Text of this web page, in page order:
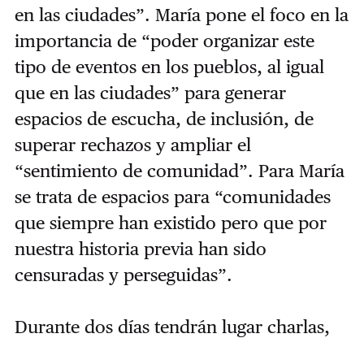
en las ciudades”. María pone el foco en la
importancia de “poder organizar este
tipo de eventos en los pueblos, al igual
que en las ciudades” para generar
espacios de escucha, de inclusión, de
superar rechazos y ampliar el
“sentimiento de comunidad”. Para María
se trata de espacios para “comunidades
que siempre han existido pero que por
nuestra historia previa han sido
censuradas y perseguidas”.
Durante dos días tendrán lugar charlas,